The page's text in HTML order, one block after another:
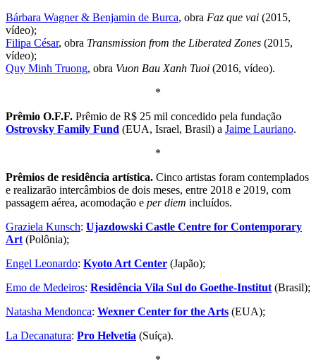
Bárbara Wagner & Benjamin de Burca, obra Faz que vai (2015,
vídeo);
Filipa César, obra Transmission from the Liberated Zones (2015,
vídeo);
Quy Minh Truong, obra Vuon Bau Xanh Tuoi (2016, vídeo).
*
Prêmio O.F.F. Prêmio de R$ 25 mil concedido pela fundação
Ostrovsky Family Fund (EUA, Israel, Brasil) a Jaime Lauriano.
*
Prêmios de residência artística. Cinco artistas foram contemplados
e realizarão intercâmbios de dois meses, entre 2018 e 2019, com
passagem aérea, acomodação e per diem incluídos.
Graziela Kunsch: Ujazdowski Castle Centre for Contemporary
Art (Polônia);
Engel Leonardo: Kyoto Art Center (Japão);
Emo de Medeiros: Residência Vila Sul do Goethe-Institut (Brasil);
Natasha Mendonca: Wexner Center for the Arts (EUA);
La Decanatura: Pro Helvetia (Suíça).
*